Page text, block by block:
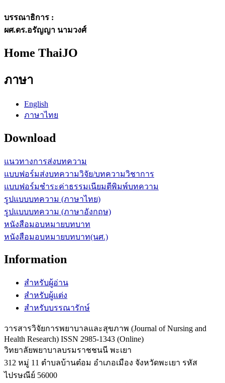
บรรณาธิการ :
ผศ.ดร.อรัญญา นามวงศ์
Home ThaiJO
ภาษา
English
ภาษาไทย
Download
แนวทางการส่งบทความ
แบบฟอร์มส่งบทความวิจัย/บทความวิชาการ
แบบฟอร์มชำระค่าธรรมเนียมตีพิมพ์บทความ
รูปแบบบทความ (ภาษาไทย)
รูปแบบบทความ (ภาษาอังกฤษ)
หนังสือมอบหมายบทบาท
หนังสือมอบหมายบทบาท(นศ.)
Information
สำหรับผู้อ่าน
สำหรับผู้แต่ง
สำหรับบรรณารักษ์
วารสารวิจัยการพยาบาลและสุขภาพ (Journal of Nursing and
Health Research) ISSN 2985-1343 (Online)
วิทยาลัยพยาบาลบรมราชชนนี พะเยา
312 หมู่ 11 ตำบลบ้านต๋อม อำเภอเมือง จังหวัดพะเยา รหัส
ไปรษณีย์ 56000